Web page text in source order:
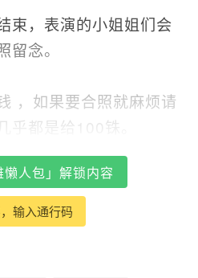
束，表演的小姐姐们会
念。
，如果要合照就麻烦请
乎都是给100铢。
人包」解锁内容
输入通行码